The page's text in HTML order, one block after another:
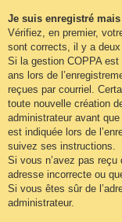
Je suis enregistré
Vérifiez, en premier,
sont corrects, il y a
Si la gestion COPPA
ans lors de
reçues par courriel.
toute nouvelle création
administrateur avant
est indiquée lors de
suivez ses instructions.
Si vous n’avez pas
adresse incorrecte ou
Si vous êtes sûr de
administrateur.